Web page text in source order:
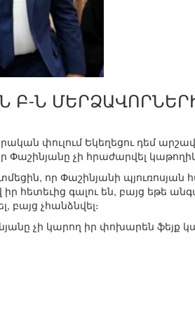
Ն
փուլում Եկեղեցու դեմ
Փաշինյանը չի հրաժարվել
որ Փաշինյանի պյուռոսյան
իր հետեւից գալու են, բայց եթե
չհանձնվել։
չի կարող իր փոխարեն ֆեյք